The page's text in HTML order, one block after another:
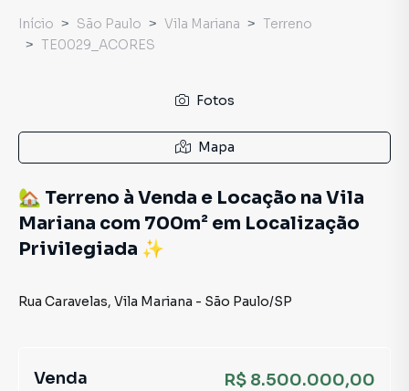
Início São Paulo Vila Mariana
Terreno
TE0029_ACORES
Fotos
Mapa
🏡 Terreno à Venda e Locação na Vila
Mariana com 700m² em Localização
Privilegiada ✨
Rua Caravelas, Vila Mariana - São Paulo/SP
Venda R$ 8.500.000,00